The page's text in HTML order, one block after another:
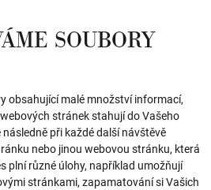
SOUBORY
obsahující malé množství informací,
stránek stahují do Vašeho
při každé další návštěvě
nebo jinou webovou stránku, která
plní různé úlohy, například umožňují
stránkami, zapamatování si Vašich